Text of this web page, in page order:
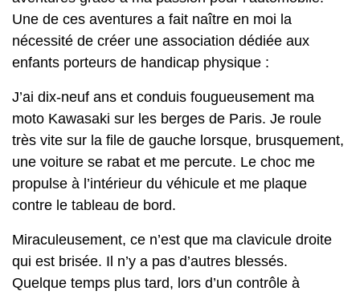
Une de ces aventures a fait naître en moi la
nécessité de créer une association dédiée aux
enfants porteurs de handicap physique :
J’ai dix-neuf ans et conduis fougueusement ma
moto Kawasaki sur les berges de Paris. Je roule
très vite sur la file de gauche lorsque, brusquement,
une voiture se rabat et me percute. Le choc me
propulse à l’intérieur du véhicule et me plaque
contre le tableau de bord.
Miraculeusement, ce n’est que ma clavicule droite
qui est brisée. Il n’y a pas d’autres blessés.
Quelque temps plus tard, lors d’un contrôle à